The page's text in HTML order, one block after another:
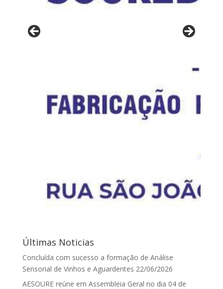
Últimas Noticias
Concluída com sucesso a formação de Análise
Sensorial de Vinhos e Aguardentes 22/06/2026
AESOURE reúne em Assembleia Geral no dia 04 de